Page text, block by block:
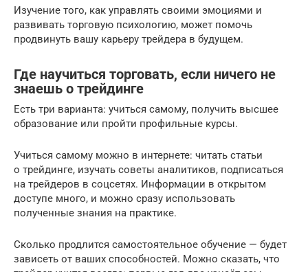
Изучение того, как управлять своими эмоциями и
развивать торговую психологию, может помочь
продвинуть вашу карьеру трейдера в будущем.
Где научиться торговать, если ничего не
знаешь о трейдинге
Есть три варианта: учиться самому, получить высшее
образование или пройти профильные курсы.
Учиться самому можно в интернете: читать статьи
о трейдинге, изучать советы аналитиков, подписаться
на трейдеров в соцсетях. Информации в открытом
доступе много, и можно сразу использовать
полученные знания на практике.
Сколько продлится самостоятельное обучение — будет
зависеть от ваших способностей. Можно сказать, что